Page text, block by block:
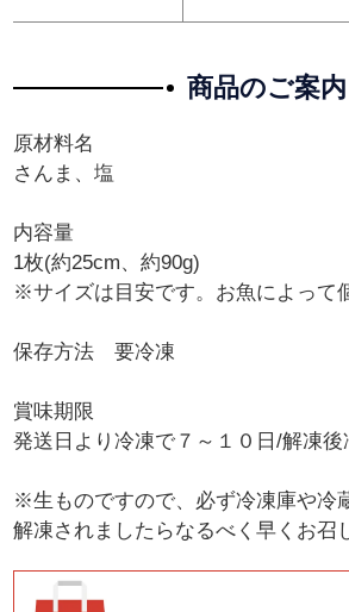
商品のご案内
原材料名
さんま、塩
内容量
1枚(約25cm、約90g)
※サイズは目安です。お魚によって
保存方法 要冷凍
賞味期限
発送日より冷凍で７～１０日/解凍後
※生ものですので、必ず冷凍庫や冷
解凍されましたらなるべく早くお召